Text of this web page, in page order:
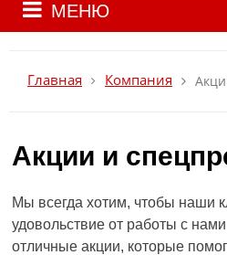
МЕНЮ
Главная Компания
Акции и
Мы всегда хотим, чтобы наши
удовольствие от работы с
отличные акции, которые